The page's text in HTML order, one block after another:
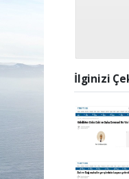
İlginizi